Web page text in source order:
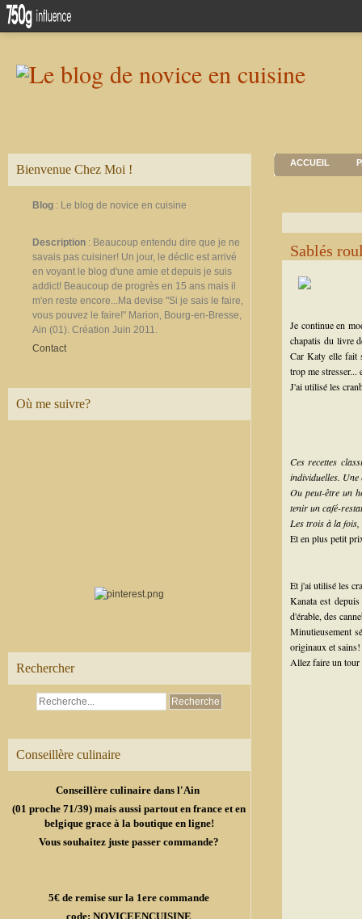
Bienvenue Chez Moi !
Blog : Le blog de novice en cuisine
Description : Beaucoup entendu dire que je ne
savais pas cuisiner! Un jour, le déclic est arrivé
en voyant le blog d'une amie et depuis je suis
addict! Beaucoup de progrès en 15 ans mais il
m'en reste encore...Ma devise "Si je sais le faire,
vous pouvez le faire!" Marion, Bourg-en-Bresse,
Ain (01). Création Juin 2011.
Contact
Où me suivre?
Rechercher
Conseillère culinaire
Conseillère culinaire dans l'Ain
(01 proche 71/39) mais aussi partout en france et en
belgique grace à la boutique en ligne!
Vous souhaitez juste passer commande?
5€ de remise sur la 1ere commande
code: NOVICEENCUISINE
ACCUEIL
Sablés
Je continue en
chapatis du livre
Car Katy elle fait
trop me stresser...
J'ai utilisé les
Ces recettes
individuelles. Une
Ou peut-être un
tenir un café-
Les trois à la fois,
Et en plus petit
Et j'ai utilisé les
Kanata est
d'érable, des
Minutieusement
originaux et sains!
Allez faire un tour